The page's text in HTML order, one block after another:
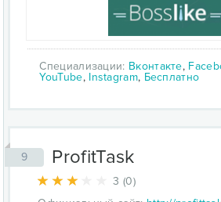
Специализации: Вконтакте,
YouTube, Instagram, Бесплатно
9 ProfitTask
3 (0)